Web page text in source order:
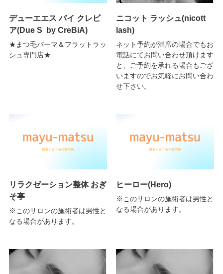
デューエエス バイ クレビ
ア(Due S by CreBiA)
★まつ毛パーマ＆フラットラッ
シュ専門店★
ニコット ラッシュ(nicott
lash)
ネット予約が満席の場合でもお
電話にてお問い合わせ頂けます
と、ご予約を承れる場合もござ
いますのでお気軽にお問い合わ
せ下さい。
リラクゼーション整体 おぎ
そ亭
※このサロンの施術者は男性と
なる場合があります。
ヒーロー(Hero)
※このサロンの施術者は男性と
なる場合があります。